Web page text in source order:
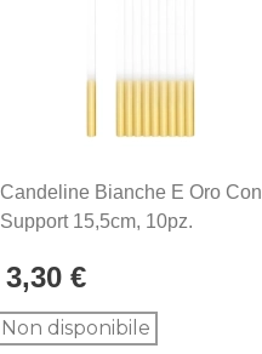
Candeline Bianche E Oro Con
Support 15,5cm, 10pz.
3,30 €
Non disponibile